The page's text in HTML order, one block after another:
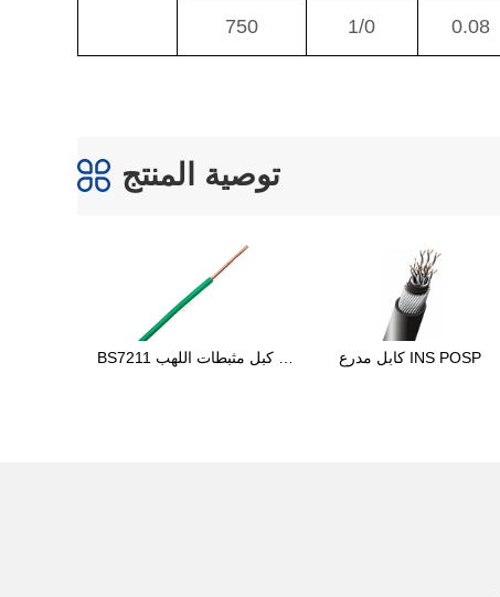
توصية المنتج
BS7211 كبل مثبطات اللهب
كابل مدرع INS POSP